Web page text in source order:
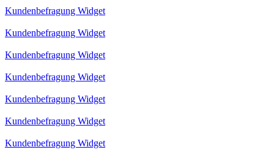
Kundenbefragung Widget
Kundenbefragung Widget
Kundenbefragung Widget
Kundenbefragung Widget
Kundenbefragung Widget
Kundenbefragung Widget
Kundenbefragung Widget